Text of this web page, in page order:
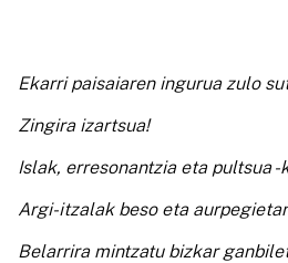
Ekarri paisaiaren ingurua zulo
Zingira izartsua!
Islak, erresonantzia eta pultsua -
Argi-itzalak beso eta
Belarrira mintzatu bizkar